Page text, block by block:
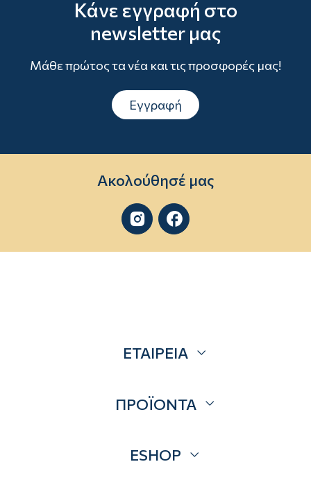
Κάνε εγγραφή στο
newsletter μας
Μάθε πρώτος τα νέα και τις προσφορές μας!
Εγγραφή
Ακολούθησέ μας
 
ΕΤΑΙΡΕΙΑ
Επικοινωνία
ΠΡΟΪΟΝΤΑ
Brands
ESHOP